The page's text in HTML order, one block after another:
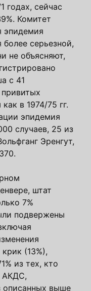
годах, сейчас
Комитет
эпидемия
серьезной,
не объясняют,
с 41
в 1974/75 гг.
эпидемия
случаев, 25 из
Эренгут,
штат
7%
подвержены
(13%),
из тех, кто
АКДС,
описанных выше